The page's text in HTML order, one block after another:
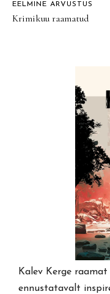
EELMINE ARVUSTUS
Krimikuu raamatud
Kalev Kerge
ennustatavalt